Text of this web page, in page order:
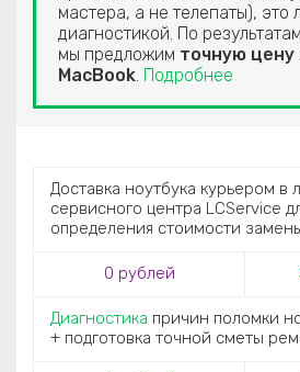
мастера, а не телепаты), это
диагностикой. По
мы предложим точную цену
MacBook. Подробнее
Доставка ноутбука курьером в
сервисного центра LCService
определения стоимости
0 рублей
Диагностика причин поломки
+ подготовка точной сметы